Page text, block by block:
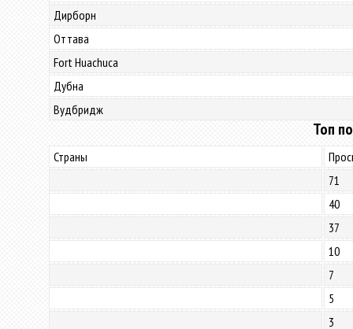
Дирборн
Оттава
Fort Huachuca
Дубна
Вудбридж
Топ
Страны
71
40
37
10
7
5
3